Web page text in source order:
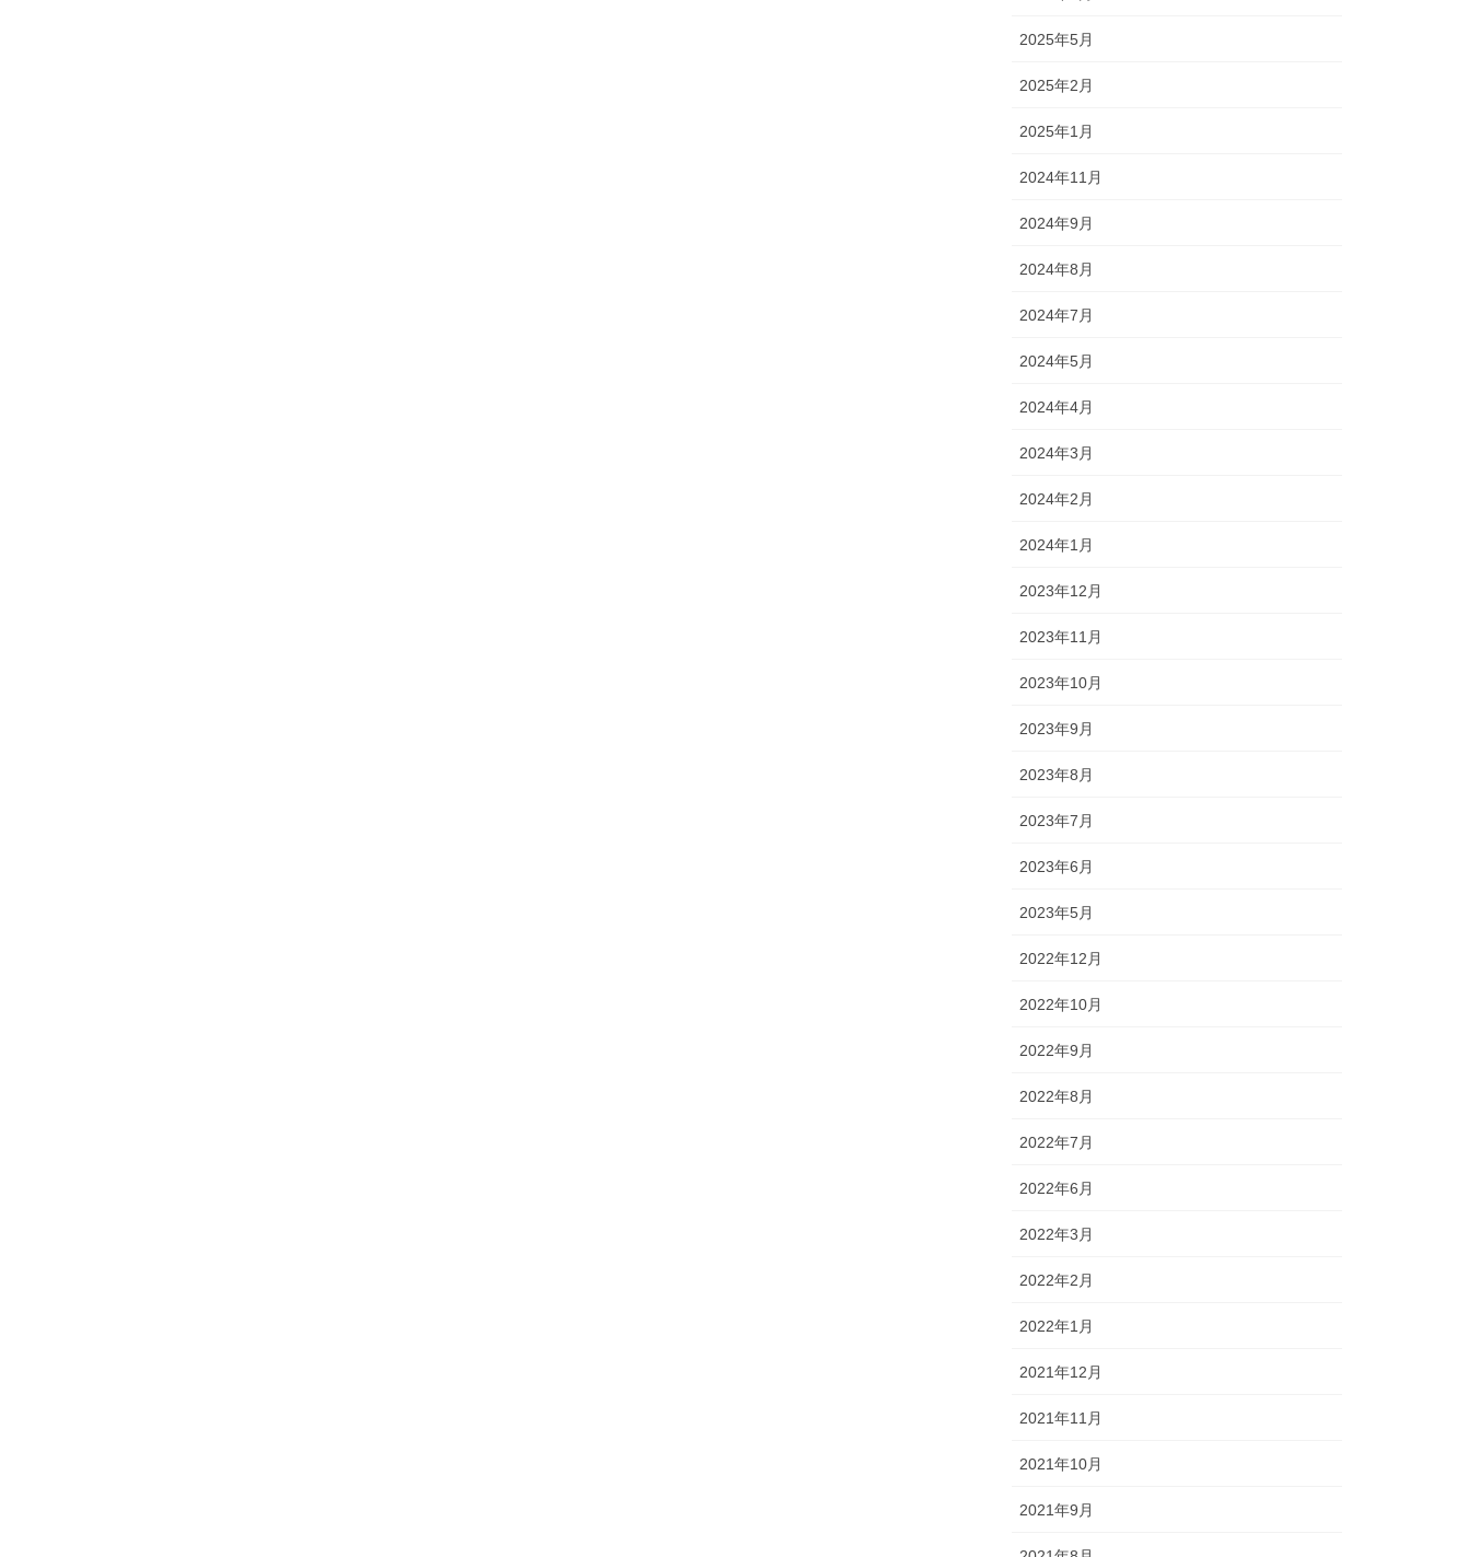
2025年5月
2025年2月
2025年1月
2024年11月
2024年9月
2024年8月
2024年7月
2024年5月
2024年4月
2024年3月
2024年2月
2024年1月
2023年12月
2023年11月
2023年10月
2023年9月
2023年8月
2023年7月
2023年6月
2023年5月
2022年12月
2022年10月
2022年9月
2022年8月
2022年7月
2022年6月
2022年3月
2022年2月
2022年1月
2021年12月
2021年11月
2021年10月
2021年9月